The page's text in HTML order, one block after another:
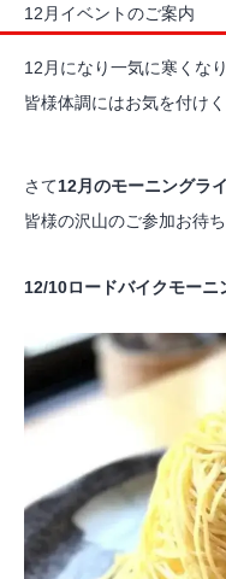
12月イベントのご案内
12月になり一気に寒くな
皆様体調にはお気を付けく
さて12月のモーニングラ
皆様の沢山のご参加お待ち
12/10ロードバイクモー